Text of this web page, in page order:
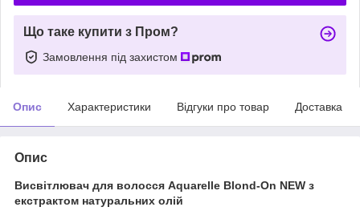
Що таке купити з Пром?
Замовлення під захистом
Опис Характеристики Відгуки про товар Доставка
Опис
Висвітлювач для волосся Aquarelle Blond-On NEW з
екстрактом натуральних олій